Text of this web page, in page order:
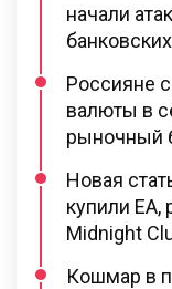
начали
Россияне
валюты в
рыночный
Новая
купили EA,
Midnight
Кошмар в